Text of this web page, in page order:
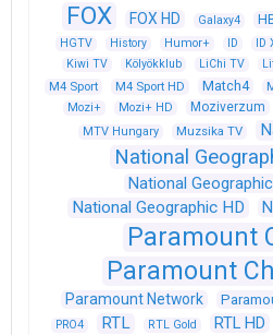
FOX FOX HD Galaxy4
HGTV History Humor+ ID ID
Kiwi TV
Kölyökklub LiChi TV
M4 Sport M4 Sport HD Match4
Mozi+ Mozi+ HD Moziverzum
MTV Hungary
Muzsika TV
National
National
National Geographic HD
Paramount
Paramount
Paramount Network
PRO4 RTL RTL Gold RTL HD